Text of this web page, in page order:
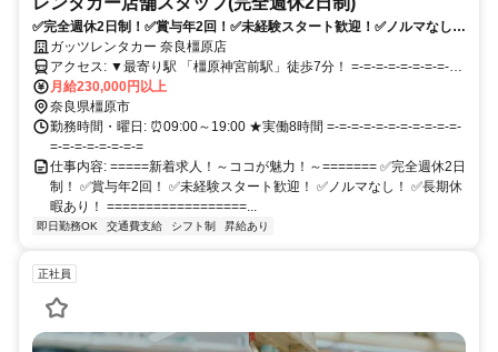
✅完全週休2日制！✅賞与年2回！✅未経験スタート歓迎！✅ノルマなし！
✅長期休暇あり！
ガッツレンタカー 奈良橿原店
アクセス: ▼最寄り駅 「橿原神宮前駅」徒歩7分！ =-=-=-=-=-=-=-=-=-
=-=-=-=-=-=-=-=-=-=
月給230,000円以上
奈良県橿原市
勤務時間・曜日: ⏰️09:00～19:00 ★実働8時間 =-=-=-=-=-=-=-=-=-=-=-
=-=-=-=-=-=-=-=
仕事内容: =====新着求人！～ココが魅力！～======= ✅完全週休2日
制！ ✅賞与年2回！ ✅未経験スタート歓迎！ ✅ノルマなし！ ✅長期休
暇あり！ ==================...
即日勤務OK 交通費支給 シフト制 昇給あり
正社員